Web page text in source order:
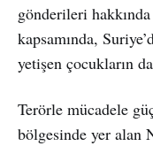
gönderileri
kapsamında,
yetişen çocukların
Terörle mücadele
bölgesinde yer alan